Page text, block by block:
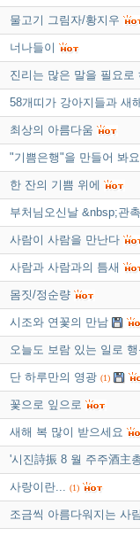
물고기 그림자/황지우
너나들이
진리는 많은 말을 필요로
58개띠가 강아지들과 새
최상의 아름다움
"기쁨은행"을 만들어 봐요
한 잔의 기쁨 위에
부처님오신날 &nbsp;관
사람이 사람을 만난다
사람과 사람과의 틈새
몸짓/정순량
시조와 연꽃의 만남
오늘도 보람 있는 일로
단 하루만의 영광 (1)
꽃으로 잎으로
새해 복 많이 받으세요
'시진詩振 8 월 주주酒主
사랑이란... (1)
조금씩 아름다워지는 사